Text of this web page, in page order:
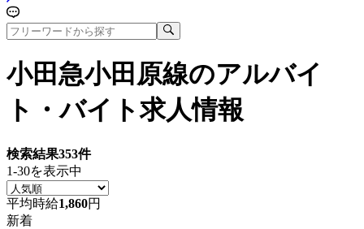
小田急小田原線のアルバイ
ト・バイト求人情報
検索結果353件
1-30を表示中
平均時給1,860円
新着